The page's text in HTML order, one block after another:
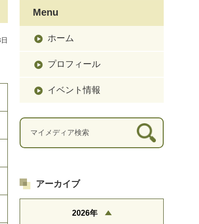
Menu
ホーム
プロフィール
イベント情報
アーカイブ
2026年